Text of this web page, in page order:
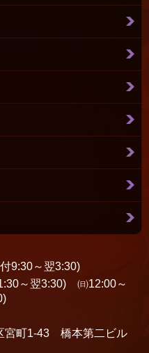
9:30～翌3:30)
～翌3:30) ㈰12:00～
宮町1-43 橋本第二ビル